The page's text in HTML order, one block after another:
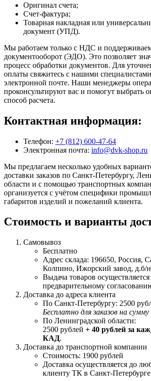
Оригинал счета;
Счет-фактура;
Товарная накладная или
документ (УПД).
Мы работаем только с НДС и
документооборот (ЭДО). Это позволяет
процесс обработки документов. Для
оплаты свяжитесь с нашими
электронной почте. Наши менеджеры
проконсультируют вас и помогут выбрать
способ расчета.
Контактная информация:
Телефон: +7 (812) 600-47-64
Электронная почта: info@dvk-shop.ru
Мы предлагаем несколько удобных
доставки заказов по Санкт-Петербургу,
области и с помощью транспортных
организуется с учётом специфики
габаритов изделий и пожеланий клиента.
Стоимость и варианты
Самовывоз
Бесплатно
Адрес склада: 196650, Россия,
Колпино, Ижорский завод,
Выдача товаров
предварительному
Доставка до адреса клиента
По Санкт-Петербургу: 2500
Бесплатно для заказов на
По Ленинградской области:
2500 рублей + 40 рублей за
КАД.
Доставка до транспортной компании
Стоимость: 1900 рублей
Доставка осуществляется до
клиенту ТК в Санкт-